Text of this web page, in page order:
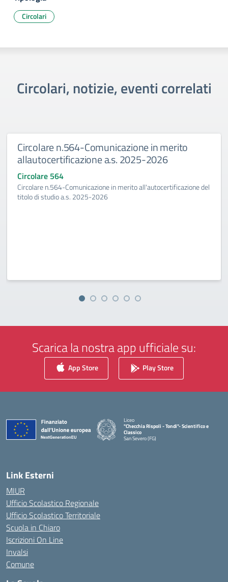
Circolari
Circolari, notizie, eventi correlati
Circolare n.564-Comunicazione in merito
allautocertificazione a.s. 2025-2026
Circolare 564
Circolare n.564-Comunicazione in merito all'autocertificazione del
titolo di studio a.s. 2025-2026
Scarica la nostra app ufficiale su:
App Store Play Store
Liceo
"Checchia Rispoli - Tondi"- Scientifico e
Classico
San Severo (FG)
Link Esterni
MIUR
Ufficio Scolastico Regionale
Ufficio Scolastico Territoriale
Scuola in Chiaro
Iscrizioni On Line
Invalsi
Comune